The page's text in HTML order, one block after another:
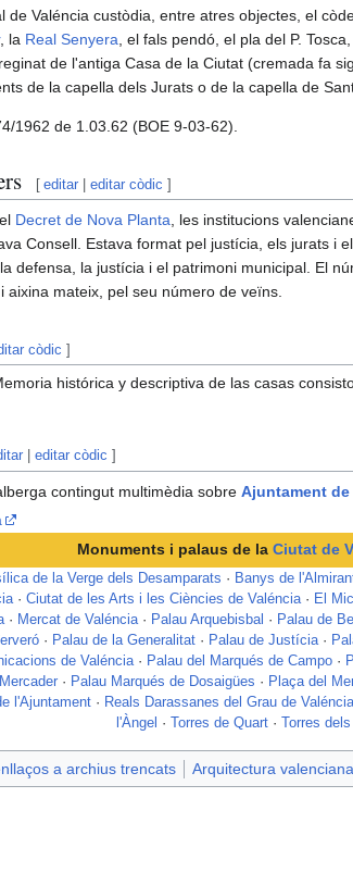
de Valéncia custòdia, entre atres objectes, el
, la Real Senyera , el fals pendó, el pla del P.
de l'antiga Casa de la Ciutat (cremada fa
de la capella dels Jurats o de la capella de
1962 de 1.03.62 (BOE 9-03-62).
[ editar |editar còdic ]
Decret de Nova Planta , les institucions
Consell. Estava format pel justícia, els jurats i
defensa, la justícia i el patrimoni municipal. El
aixina mateix, pel seu número de veïns.
còdic ]
histórica y descriptiva de las casas
|editar còdic ]
contingut multimèdia sobreAjuntament de
Monuments i palaus de la Ciutat de
de la Verge dels Desamparats · Banys de
· Ciutat de les Arts i les Ciències de Valéncia· El
· Mercat de Valéncia· Palau Arquebisbal · Palau de
· Palau de la Generalitat· Palau de Justícia·
de Valéncia· Palau del Marqués de Campo·
· Palau Marqués de Dosaigües · Plaça del
l'Ajuntament· Reals Darassanes del Grau de Valéncia
l'Àngel · Torres de Quart· Torres
a archius trencats Arquitectura valenciana